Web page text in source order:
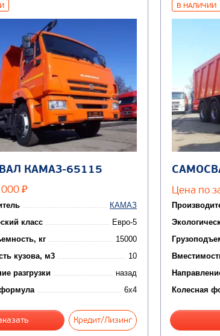
КАМАЗ-65115
000 ₽
КАМАЗ
класс
Евро-5
кг
15000
кузова, м3
10
разгрузки
назад
6x4
Кредит/Лизинг
В НАЛИЧИИ
Цена по
Колесная